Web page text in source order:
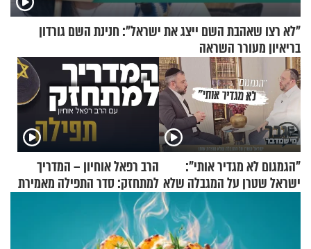
"לא רצו שאהבת השם ייצג את ישראל": חנינת השם גורדון
בריאיון מעורר השראה
"הגמגום לא מגדיר אותי":
ישראל שטרן על המגבלה שלא
הרב רפאל אוחיון – המדריך
למתחזק: סדר התפילה מאמירת
הקורבנות ועד קריאת שמע